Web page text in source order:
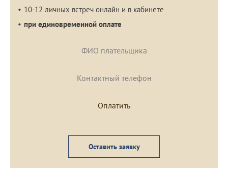
10-12 личных встреч онлайн и в кабинете
при единовременной оплате
Оставить заявку